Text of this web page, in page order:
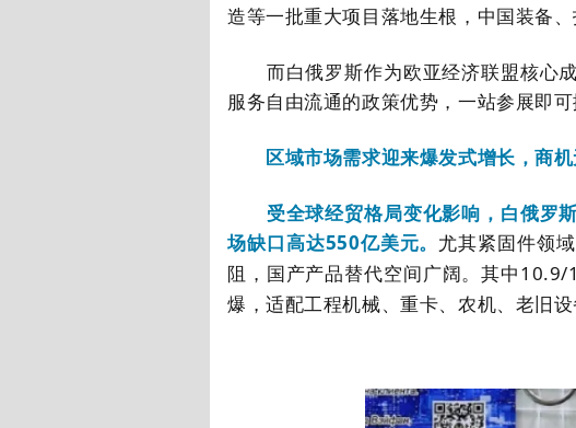
造等一批重大项目落地生根，中国装备
而白俄罗斯作为欧亚经济联盟核心成
服务自由流通的政策优势，一站参展即
区域市场需求迎来爆发式增长，商机
受全球经贸格局变化影响，白俄罗斯
场缺口高达550亿美元。 尤其紧固件领
阻，国产产品替代空间广阔。其中10.9/
爆，适配工程机械、重卡、农机、老旧